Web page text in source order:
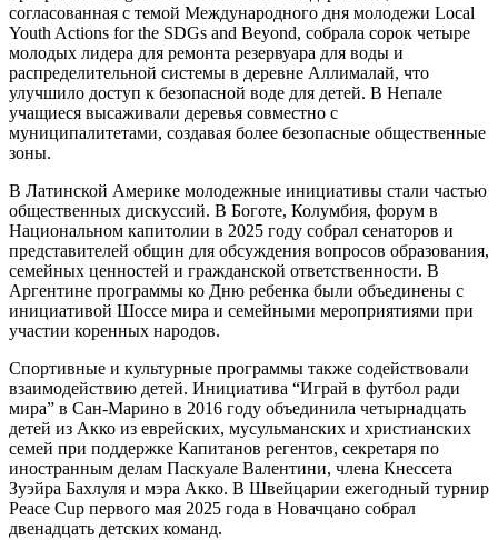
согласованная с темой Международного дня молодежи Local
Youth Actions for the SDGs and Beyond, собрала сорок четыре
молодых лидера для ремонта резервуара для воды и
распределительной системы в деревне Аллималай, что
улучшило доступ к безопасной воде для детей. В Непале
учащиеся высаживали деревья совместно с
муниципалитетами, создавая более безопасные общественные
зоны.
В Латинской Америке молодежные инициативы стали частью
общественных дискуссий. В Боготе, Колумбия, форум в
Национальном капитолии в 2025 году собрал сенаторов и
представителей общин для обсуждения вопросов образования,
семейных ценностей и гражданской ответственности. В
Аргентине программы ко Дню ребенка были объединены с
инициативой Шоссе мира и семейными мероприятиями при
участии коренных народов.
Спортивные и культурные программы также содействовали
взаимодействию детей. Инициатива “Играй в футбол ради
мира” в Сан-Марино в 2016 году объединила четырнадцать
детей из Акко из еврейских, мусульманских и христианских
семей при поддержке Капитанов регентов, секретаря по
иностранным делам Паскуале Валентини, члена Кнессета
Зуэйра Бахлуля и мэра Акко. В Швейцарии ежегодный турнир
Peace Cup первого мая 2025 года в Новачцано собрал
двенадцать детских команд.